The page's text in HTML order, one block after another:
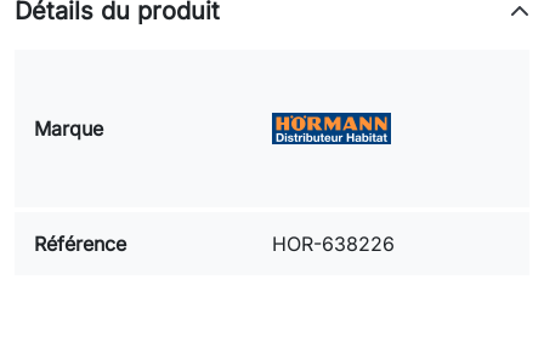
Détails du produit
Marque
Référence HOR-638226